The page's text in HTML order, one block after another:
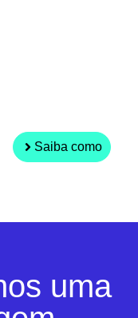
Saiba como
uma